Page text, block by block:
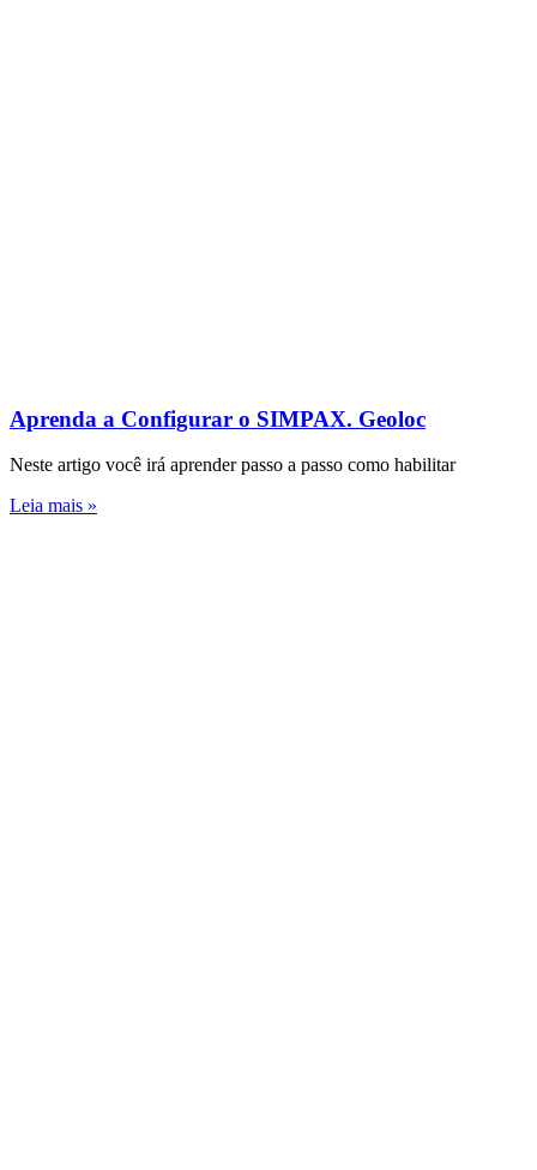
Aprenda a Configurar o SIMPAX. Geoloc
Neste artigo você irá aprender passo a passo como habilitar
Leia mais »